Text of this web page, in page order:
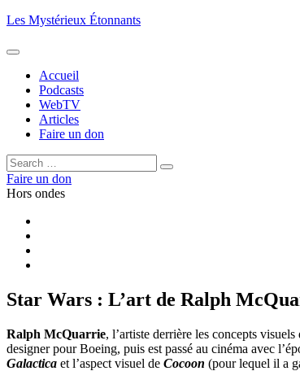
Aller
contenu
Les Mystérieux Étonnants
Accueil
Podcasts
WebTV
Articles
Faire un don
Rechercher :
Rechercher
Faire un don
Hors ondes
Star Wars : L’art de Ralph
Ralph McQuarrie, l’artiste derrière les concepts visuels
designer pour Boeing, puis est passé au cinéma avec
Galactica et l’aspect visuel de Cocoon (pour lequel il a